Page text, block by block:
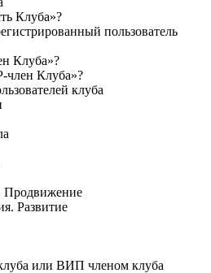
Клуба»?
пользователь
Клуба»?
член Клуба»?
клуба
Продвижение
Развитие
или ВИП членом клуба